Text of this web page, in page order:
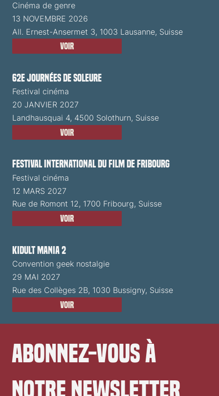
Cinéma de genre
13 NOVEMBRE 2026
All. Ernest-Ansermet 3, 1003 Lausanne, Suisse
Voir
62e Journées de Soleure
Festival cinéma
20 JANVIER 2027
Landhausquai 4, 4500 Solothurn, Suisse
Voir
Festival International du Film de Fribourg
Festival cinéma
12 MARS 2027
Rue de Romont 12, 1700 Fribourg, Suisse
Voir
Kidult Mania 2
Convention geek nostalgie
29 MAI 2027
Rue des Collèges 2B, 1030 Bussigny, Suisse
Voir
Abonnez-vous à
notre newsletter